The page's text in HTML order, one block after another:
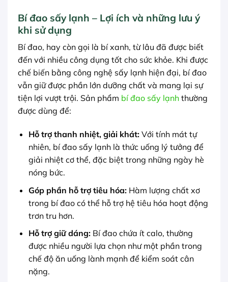
Bí đao sấy lạnh – Lợi ích và những lưu ý
khi sử dụng
Bí đao, hay còn gọi là bí xanh, từ lâu đã được biết
đến với nhiều công dụng tốt cho sức khỏe. Khi được
chế biến bằng công nghệ sấy lạnh hiện đại, bí đao
vẫn giữ được phần lớn dưỡng chất và mang lại sự
tiện lợi vượt trội. Sản phẩm bí đao sấy lạnh thường
được dùng để:
Hỗ trợ thanh nhiệt, giải khát:Với tính mát tự
nhiên, bí đao sấy lạnh là thức uống lý tưởng để
giải nhiệt cơ thể, đặc biệt trong những ngày hè
nóng bức.
Góp phần hỗ trợ tiêu hóa:Hàm lượng chất xơ
trong bí đao có thể hỗ trợ hệ tiêu hóa hoạt động
trơn tru hơn.
Hỗ trợ giữ dáng:Bí đao chứa ít calo, thường
được nhiều người lựa chọn như một phần trong
chế độ ăn uống lành mạnh để kiểm soát cân
nặng.